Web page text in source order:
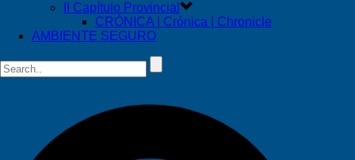
II Capítulo Provincial
CRÓNICA | Crónica | Chronicle
AMBIENTE SEGURO